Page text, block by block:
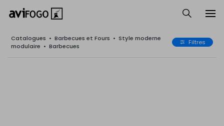
Catalogues • Barbecues et Fours • Style moderne
modulaire • Barbecues Filtres